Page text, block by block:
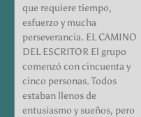
que requiere tiempo,
esfuerzo y mucha
perseverancia. EL CAMINO
DEL ESCRITOR El grupo
comenzó con cincuenta y
cinco personas. Todos
estaban llenos de
entusiasmo y sueños, pero